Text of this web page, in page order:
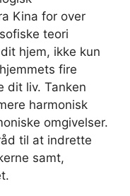
Kina for over
teori
hjem, ikke kun
fire
dit liv. Tanken
harmonisk
omgivelser.
til at indrette
samt,